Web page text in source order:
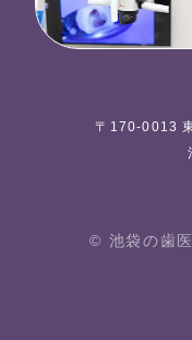
〒170-0013
© 池袋の歯